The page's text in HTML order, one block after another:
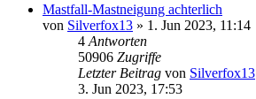
Mastfall-Mastneigung achterlich
von Silverfox13 » 1. Jun 2023, 11:14
4 Antworten
50906 Zugriffe
Letzter Beitrag von Silverfox13
3. Jun 2023, 17:53